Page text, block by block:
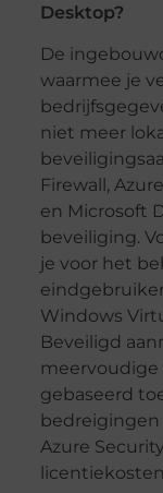
Desktop?
De
waarmee je
niet meer
Firewall,
en Microsoft
beveiliging.
je voor het
Windows
Beveiligd
meervoudige
gebaseerd
Azure